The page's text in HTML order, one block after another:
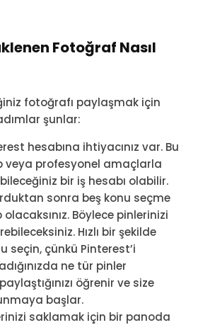
Fotoğraf Nasıl
fotoğrafı paylaşmak için
şunlar:
hesabına ihtiyacınız var. Bu
veya profesyonel amaçlarla
bir iş hesabı olabilir.
sonra beş konu seçme
Böylece pinlerinizi
Hızlı bir şekilde
seçin, çünkü Pinterest’i
ne tür pinler
öğrenir ve size
başlar.
saklamak için bir panoda